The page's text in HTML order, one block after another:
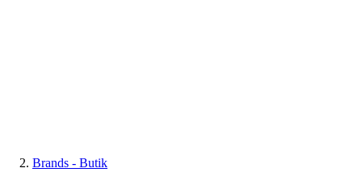
Brands - Butik